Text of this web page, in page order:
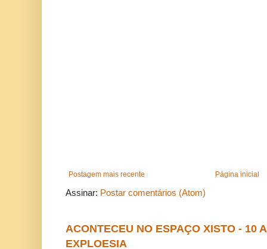
Postagem mais recente Página inicial
Assinar: Postar comentários (Atom)
ACONTECEU NO ESPAÇO XISTO - 10
EXPLOESIA